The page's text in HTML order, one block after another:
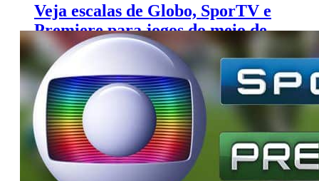
Veja escalas de Globo, SporTV e
Premiere para jogos do meio de
semana